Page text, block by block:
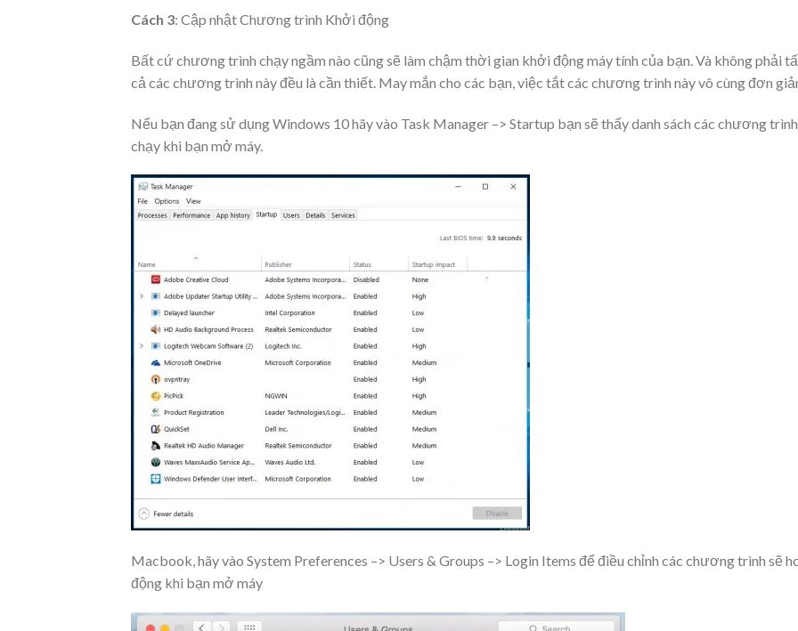
Cách 3: Cập nhật Chương trình Khởi động
Bất cứ chương trình chạy ngầm nào cũng sẽ làm chậm thời gian khởi động máy tính của bạn. Và không phải
cả các chương trình này đều là cần thiết. May mắn cho các bạn, việc tắt các chương trình này vô cùng đơn
Nếu bạn đang sử dụng Windows 10 hãy vào Task Manager –> Startup bạn sẽ thấy danh sách các chương
chạy khi bạn mở máy.
Macbook, hãy vào System Preferences –> Users & Groups –> Login Items để điều chỉnh các chương trình sẽ
động khi bạn mở máy